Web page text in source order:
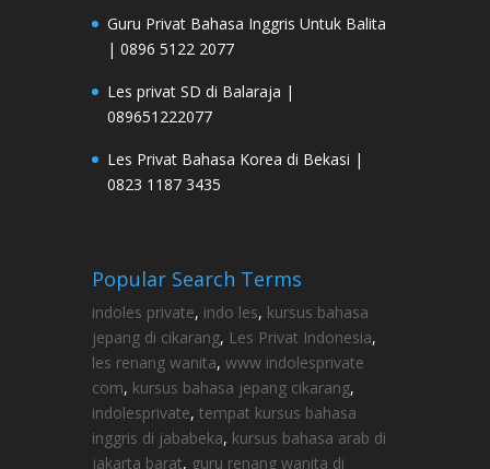
Guru Privat Bahasa Inggris Untuk Balita
| 0896 5122 2077
Les privat SD di Balaraja |
089651222077
Les Privat Bahasa Korea di Bekasi |
0823 1187 3435
Popular Search Terms
indoles private, indo les, kursus bahasa
jepang di cikarang, Les Privat Indonesia,
les renang wanita, www indolesprivate
com, kursus bahasa jepang cikarang,
indolesprivate, tempat kursus bahasa
inggris di jababeka, kursus bahasa arab di
jakarta barat, guru renang wanita di